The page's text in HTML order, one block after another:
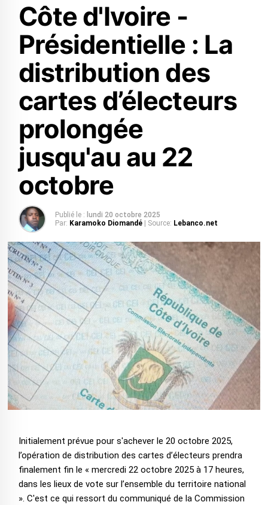
Côte d'Ivoire -
Présidentielle : La
distribution des
cartes d’électeurs
prolongée
jusqu'au au 22
octobre
Publié le : lundi 20 octobre 2025
Par: Karamoko Diomandé | Source: Lebanco.net
Initialement prévue pour s'achever le 20 octobre 2025,
l’opération de distribution des cartes d’électeurs prendra
finalement fin le « mercredi 22 octobre 2025 à 17 heures,
dans les lieux de vote sur l’ensemble du territoire national
». C'est ce qui ressort du communiqué de la Commission